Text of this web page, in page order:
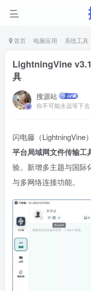
首页 电脑应用 系统工具
LightningVine
具
搜源站
闪电藤（LightningVine
平台局域网文件传输工
验。新增多主题与国际
与多网络连接功能。